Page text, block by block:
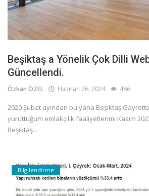
Beşiktaş a Yönelik Çok Dilli
Güncellendi.
Özkan ÖZEL Haziran 26, 2024 486
2020 Şubat ayından bu yana Beşiktaş
yürüttüğüm emlakçılık faaliyetlerimi Kasım
Beşiktaş...
Bilgilendirme